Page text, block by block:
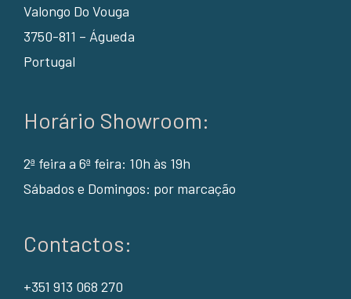
Valongo Do Vouga
3750-811 – Águeda
Portugal
Horário Showroom:
2ª feira a 6ª feira: 10h às 19h
Sábados e Domingos: por marcação
Contactos:
+351 913 068 270